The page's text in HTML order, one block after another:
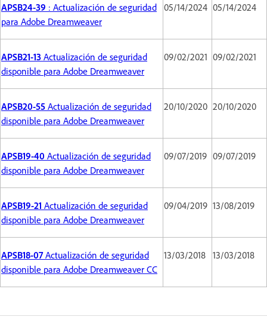
APSB24-39 : Actualización de seguridad
para Adobe Dreamweaver
05/14/2024 05/14/2024
APSB21-13 Actualización de seguridad
disponible para Adobe Dreamweaver
09/02/2021 09/02/2021
APSB20-55 Actualización de seguridad
disponible para Adobe Dreamweaver
20/10/2020 20/10/2020
APSB19-40 Actualización de seguridad
disponible para Adobe Dreamweaver
09/07/2019 09/07/2019
APSB19-21 Actualización de seguridad
disponible para Adobe Dreamweaver
09/04/2019 13/08/2019
APSB18-07Actualización de seguridad
disponible para Adobe Dreamweaver CC
13/03/2018 13/03/2018